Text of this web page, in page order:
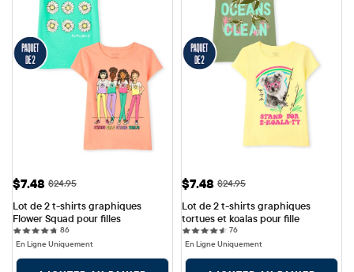
Prix ​​de vente: $7.48
$7.48 Prix ​​d'origine: $24.95
$24.95
Lot de 2 t-shirts graphiques
Flower Squad pour filles
8686 reviews
En Ligne Uniquement
Prix ​​de vente: $7.48
$7.48 Prix ​​d'origine: $24.95
$24.95
Lot de 2 t-shirts graphiques
tortues et koalas pour fille
7676 reviews
En Ligne Uniquement